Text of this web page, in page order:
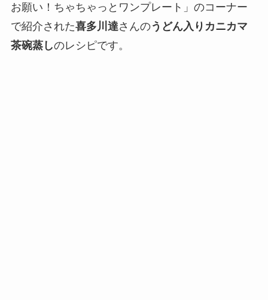
お願い！ちゃちゃっとワンプレート」のコーナー
で紹介された喜多川達さんのうどん入りカニカマ
茶碗蒸しのレシピです。